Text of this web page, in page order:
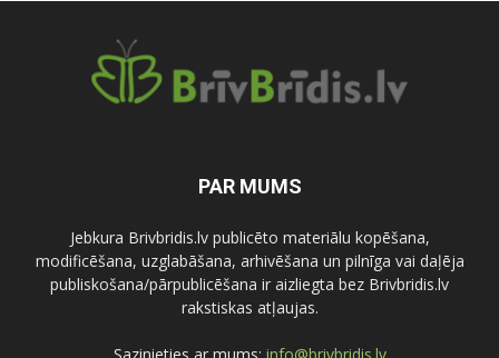
PAR MUMS
Jebkura Brivbridis.lv publicēto materiālu kopēšana,
modificēšana, uzglabāšana, arhivēšana un pilnīga vai daļēja
publiskošana/pārpublicēšana ir aizliegta bez Brivbridis.lv
rakstiskas atļaujas.
Sazinieties ar mums: info@brivbridis.lv